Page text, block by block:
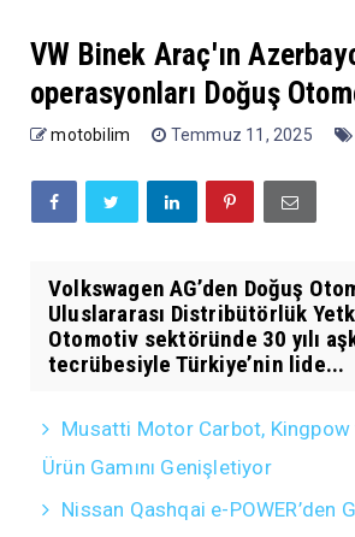
VW Binek Araç'ın
operasyonları Doğuş
motobilim Temmuz 11, 2025
Volkswagen AG’den Doğuş
Uluslararası Distribütörlük
Otomotiv sektöründe 30 yılı
tecrübesiyle Türkiye’nin lide...
Musatti Motor Carbot,
Ürün Gamını Genişletiyor
Nissan Qashqai e-POWER’den